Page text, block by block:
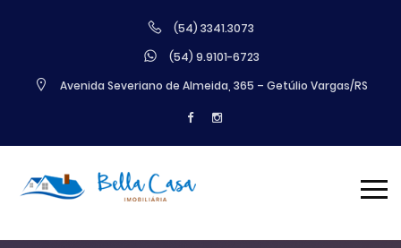
(54) 3341.3073
(54) 9.9101-6723
Avenida Severiano de Almeida, 365 – Getúlio Vargas/RS